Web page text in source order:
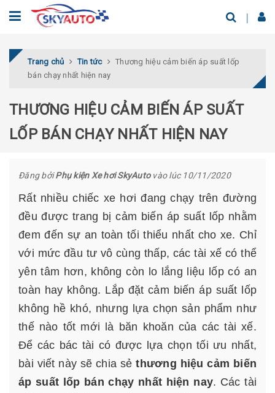
Trang chủ Tin tức
Thương hiệu cảm biến áp suất lốp
bán chạy nhất hiện nay
THƯƠNG HIỆU CẢM BIẾN ÁP SUẤT
LỐP BÁN CHẠY NHẤT HIỆN NAY
Đăng bởiPhụ kiện Xe hơi SkyAutovào lúc 10/11/2020
Rất nhiều chiếc xe hơi đang chạy trên đường
đều được trang bị cảm biến áp suất lốp nhằm
đem đến sự an toàn tối thiểu nhất cho xe. Chỉ
với mức đầu tư vô cùng thấp, các tài xế có thể
yên tâm hơn, không còn lo lắng liệu lốp có an
toàn hay không. Lắp đặt cảm biến áp suất lốp
không hề khó, nhưng lựa chọn sản phẩm như
thế nào tốt mới là băn khoăn của các tài xế.
Để các bác tài có được lựa chọn tối ưu nhất,
bài viết này sẽ chia sẻthương hiệu cảm biến
áp suất lốp bán chạy nhất hiện nay. Các tài